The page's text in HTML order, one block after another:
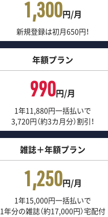
1,300円/月
新規登録は初月650円！
年額プラン
990円/月
1年11,880円一括払いで
3,720円（約3カ月分）割引！
雑誌＋年額プラン
1,250円/月
1年15,000円一括払いで
1年分の雑誌（約17,000円）宅配付